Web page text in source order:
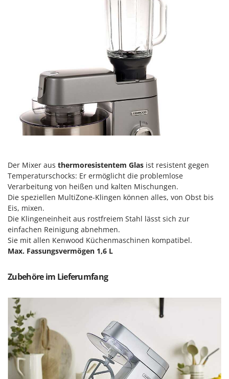
Michelin
Mille
Minox
Mockmill
MOVA
Mowox
MTD
N
New O.M.R.A.
Nilfisk
Novatec
NuAir
NuovaFac
O
Officine Savioli
Oliviero
Der Mixer aus thermoresistentem Glas ist resistent gegen
Temperaturschocks: Er ermöglicht die problemlose
Verarbeitung von heißen und kalten Mischungen.
Die speziellen MultiZone-Klingen können alles, von Obst bis
Eis, mixen.
Die Klingeneinheit aus rostfreiem Stahl lässt sich zur
einfachen Reinigung abnehmen.
Sie mit allen Kenwood Küchenmaschinen kompatibel.
Max. Fassungsvermögen 1,6 L
Zubehöre im Lieferumfang